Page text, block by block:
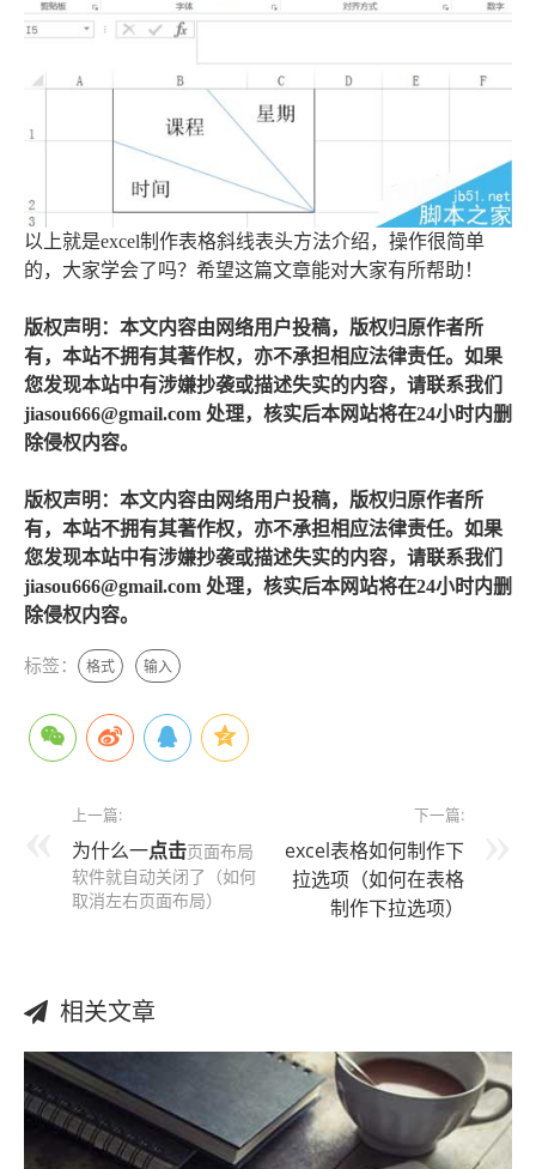
以上就是excel制作表格斜线表头方法介绍，操作很简单
的，大家学会了吗？希望这篇文章能对大家有所帮助！
版权声明：本文内容由网络用户投稿，版权归原作者所
有，本站不拥有其著作权，亦不承担相应法律责任。如果
您发现本站中有涉嫌抄袭或描述失实的内容，请联系我们
jiasou666@gmail.com 处理，核实后本网站将在24小时内删
除侵权内容。
版权声明：本文内容由网络用户投稿，版权归原作者所
有，本站不拥有其著作权，亦不承担相应法律责任。如果
您发现本站中有涉嫌抄袭或描述失实的内容，请联系我们
jiasou666@gmail.com 处理，核实后本网站将在24小时内删
除侵权内容。
标签： 格式 输入
上一篇:
为什么一点击页面布局
软件就自动关闭了（如何
取消左右页面布局）
下一篇:
excel表格如何制作下
拉选项（如何在表格
制作下拉选项）
相关文章